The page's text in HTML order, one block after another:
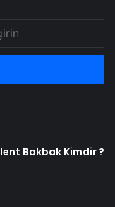
Bakbak Kimdir ?